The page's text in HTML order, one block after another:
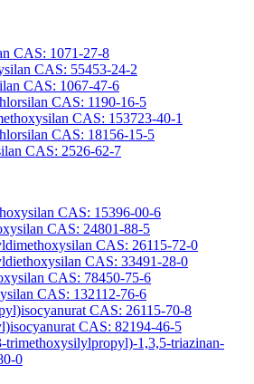
CAS: 1071-27-8
CAS: 55453-24-2
CAS: 1067-47-6
CAS: 1190-16-5
CAS: 153723-40-1
CAS: 18156-15-5
CAS: 2526-62-7
CAS: 15396-00-6
CAS: 24801-88-5
CAS: 26115-72-0
CAS: 33491-28-0
CAS: 78450-75-6
CAS: 132112-76-6
CAS: 26115-70-8
CAS: 82194-46-5
trimethoxysilylpropyl)-1,3,5-triazinan-
0